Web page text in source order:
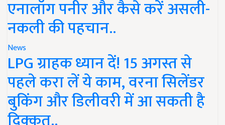
एनालॉग पनीर और कैसे करें असली-
नकली की पहचान..
News
LPG ग्राहक ध्यान दें! 15 अगस्त से
पहले करा लें ये काम, वरना सिलेंडर
बुकिंग और डिलीवरी में आ सकती है